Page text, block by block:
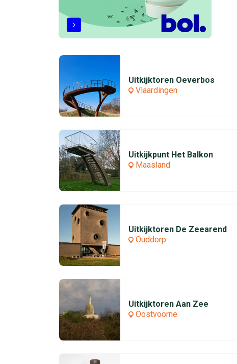
Uitkijktoren Oeverbos
Vlaardingen
Uitkijkpunt Het Balkon
Maasland
Uitkijktoren De Zeearend
Ouddorp
Uitkijktoren Aan Zee
Oostvoorne